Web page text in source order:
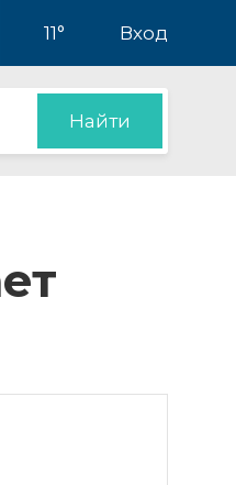
11° Вход
Найти